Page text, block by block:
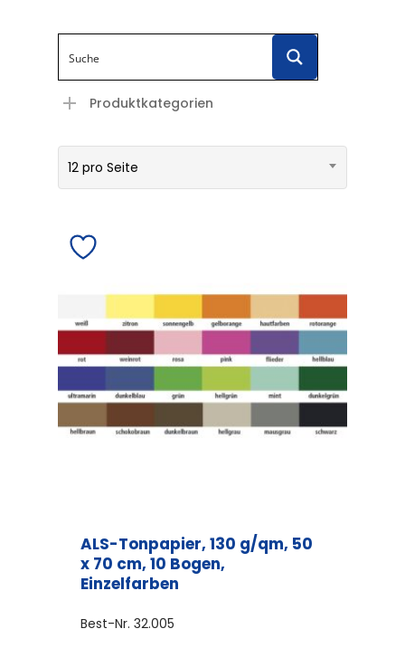
Produktkategorien
12 pro Seite
ALS-Tonpapier, 130 g/qm, 50
x 70 cm, 10 Bogen,
Einzelfarben
Best-Nr. 32.005